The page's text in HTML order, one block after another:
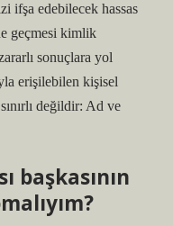
ifşa edebilecek hassas
geçmesi kimlik
sonuçlara yol
erişilebilen kişisel
değildir: Ad ve
başkasının